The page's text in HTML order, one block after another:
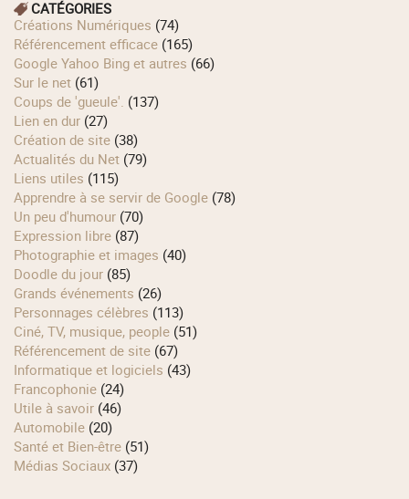
CATÉGORIES
Créations Numériques (74)
Référencement efficace (165)
Google Yahoo Bing et autres (66)
Sur le net (61)
Coups de 'gueule'. (137)
Lien en dur (27)
Création de site (38)
Actualités du Net (79)
Liens utiles (115)
Apprendre à se servir de Google (78)
Un peu d'humour (70)
Expression libre (87)
Photographie et images (40)
Doodle du jour (85)
Grands événements (26)
Personnages célèbres (113)
Ciné, TV, musique, people (51)
Référencement de site (67)
Informatique et logiciels (43)
Francophonie (24)
Utile à savoir (46)
Automobile (20)
Santé et Bien-être (51)
Médias Sociaux (37)